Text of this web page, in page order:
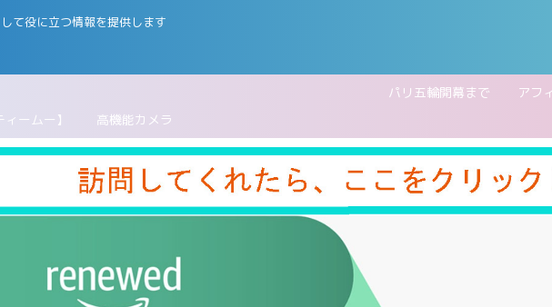
て役に立つ情報を提供します
パリ五輪開幕まで
アフ
ームー】
高機能カメラ